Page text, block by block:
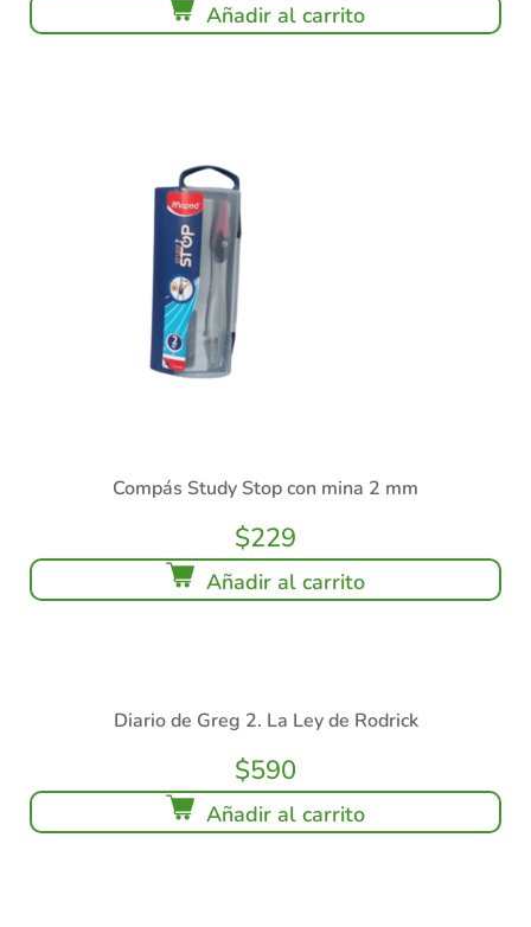
Añadir al carrito
Compás Study Stop con mina 2 mm
$229
Añadir al carrito
Diario de Greg 2. La Ley de Rodrick
$590
Añadir al carrito